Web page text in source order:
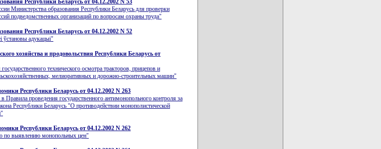
Республики Беларусь от 04.12.2002 N 53
Министерства образования Республики Беларусь для проверки
подведомственных организаций по вопросам охраны труда"
Республики Беларусь от 04.12.2002 N 52
ўстановы адукацыi"
хозяйства и продовольствия Республики Беларусь от
технического осмотра тракторов, прицепов и
мелиоративных и дорожно-строительных машин"
Республики Беларусь от 04.12.2002 N 263
Правила проведения государственного антимонопольного контроля за
Республики Беларусь "О противодействии монополистической
Республики Беларусь от 04.12.2002 N 262
по выявлению монопольных цен"